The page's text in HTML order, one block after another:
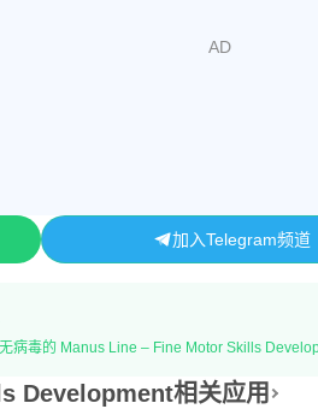
加入Telegram频道
病毒的 Manus Line – Fine Motor Skills
Development相关应用